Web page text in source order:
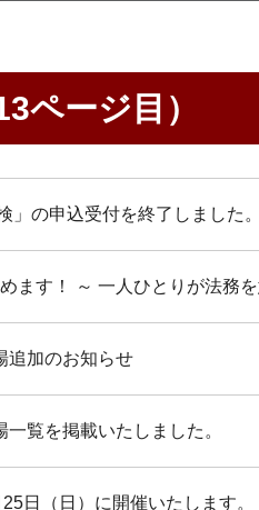
ページ目）
の申込受付を終了しました。
めます！ ～ 一人ひとりが法
追加のお知らせ
覧を掲載いたしました。
日（日）に開催いたします。